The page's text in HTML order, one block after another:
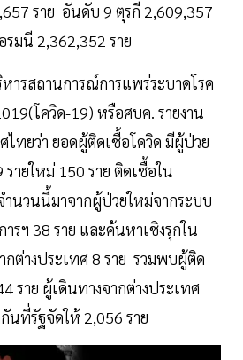
ราย อันดับ 9 ตุรกี 2,609,357
มนี 2,362,352 ราย
ารสถานการณ์การแพร่ระบาดโรค
โควิด-19) หรือศบค. รายงาน
ทยว่า ยอดผู้ติดเชื้อโควิด มีผู้ป่วย
ายใหม่ 150 ราย ติดเชื้อใน
ำนวนนี้มาจากผู้ป่วยใหม่จากระบบ
ารฯ 38 ราย และค้นหาเชิงรุกใน
ต่างประเทศ 8 ราย รวมพบผู้ติด
ราย ผู้เดินทางจากต่างประเทศ
นที่รัฐจัดให้ 2,056 ราย